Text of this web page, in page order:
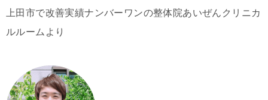
上田市で改善実績ナンバーワンの整体院あいぜんクリニカ
ルルームより